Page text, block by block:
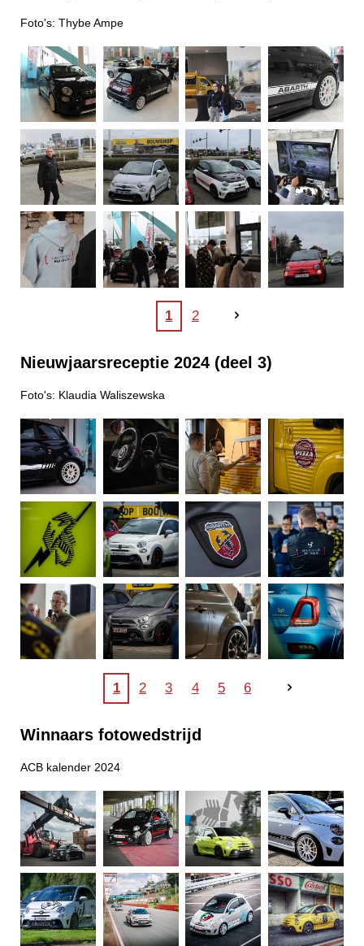
Foto's: Thybe Ampe
1 2
Nieuwjaarsreceptie 2024 (deel 3)
Foto's: Klaudia Waliszewska
1 2 3 4 5 6
Winnaars fotowedstrijd
ACB kalender 2024